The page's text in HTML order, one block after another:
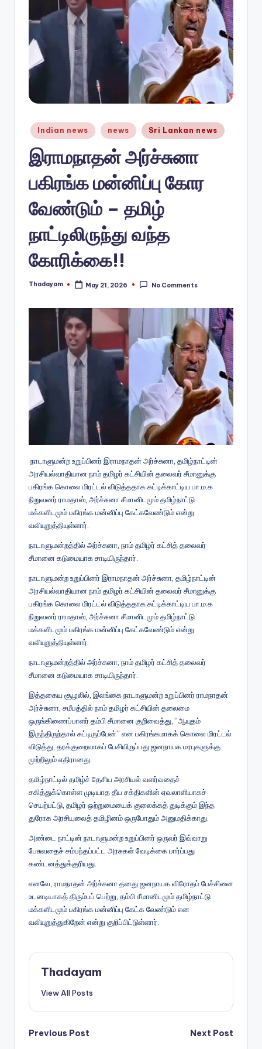
s.
mPosted
in
Indian news news Sri Lankan news
இராமநாதன் அர்ச்சுனா
பகிரங்க மன்னிப்பு கோர
வேண்டும் – தமிழ்
நாட்டிலிருந்து வந்த
கோரிக்கை!!
Posted
Thadayam May 21, 2026 No Comments
நாடாளுமன்ற உறுப்பினர் இராமநாதன் அர்ச்சுனா, தமிழ்நாட்டின்
அரசியல்வாதியான நாம் தமிழர் கட்சியின் தலைவர் சீமானுக்கு
பகிரங்க கொலை மிரட்டல் விடுத்ததாக சுட்டிக்காட்டிய பா.ம.க
நிறுவனர் ராமதாஸ், அர்ச்சுனா சீமானிடமும் தமிழ்நாட்டு
மக்களிடமும் பகிரங்க மன்னிப்பு கேட்கவேண்டும் என்று
வலியுறுத்தியுள்ளார்.
நாடாளுமன்றத்தில் அர்ச்சுனா, நாம் தமிழர் கட்சித் தலைவர்
சீமானை கடுமையாக சாடியிருந்தார்.
நாடாளுமன்ற உறுப்பினர் இராமநாதன் அர்ச்சுனா, தமிழ்நாட்டின்
அரசியல்வாதியான நாம் தமிழர் கட்சியின் தலைவர் சீமானுக்கு
பகிரங்க கொலை மிரட்டல் விடுத்ததாக சுட்டிக்காட்டிய பா.ம.க
நிறுவனர் ராமதாஸ், அர்ச்சுனா சீமானிடமும் தமிழ்நாட்டு
மக்களிடமும் பகிரங்க மன்னிப்பு கேட்கவேண்டும் என்று
வலியுறுத்தியுள்ளார்.
நாடாளுமன்றத்தில் அர்ச்சுனா, நாம் தமிழர் கட்சித் தலைவர்
சீமானை கடுமையாக சாடியிருந்தார்.
இத்தகைய சூழலில், இலங்கை நாடாளுமன்ற உறுப்பினர் ராமநாதன்
அர்ச்சுனா, சமீபத்தில் நாம் தமிழர் கட்சியின் தலைமை
ஒருங்கிணைப்பாளர் தம்பி சீமானை குறிவைத்து, “ஆயுதம்
இருந்திருந்தால் சுட்டிருப்பேன்” என பகிரங்கமாகக் கொலை மிரட்டல்
விடுத்து, தரக்குறைவாகப் பேசியிருப்பது ஜனநாயக மரபுகளுக்கு
முற்றிலும் எதிரானது.
தமிழ்நாட்டில் தமிழ்ச் தேசிய அரசியல் வளர்வதைச்
சகித்துக்கொள்ள முடியாத தீய சக்திகளின் ஏவலாளியாகச்
செயற்பட்டு, தமிழர் ஒற்றுமையைக் குலைக்கத் துடிக்கும் இந்த
துரோக அரசியலைத் தமிழினம் ஒருபோதும் அனுமதிக்காது.
அண்டை நாட்டின் நாடாளுமன்ற உறுப்பினர் ஒருவர் இவ்வாறு
பேசுவதைச் சம்பந்தப்பட்ட அரசுகள் வேடிக்கை பார்ப்பது
கண்டனத்துக்குரியது.
எனவே, ராமநாதன் அர்ச்சுனா தனது ஜனநாயக விரோதப் பேச்சினை
உடனடியாகத் திரும்பப் பெற்று, தம்பி சீமானிடமும் தமிழ்நாட்டு
மக்களிடமும் பகிரங்க மன்னிப்பு கேட்க வேண்டும் என
வலியுறுத்துகிறேன் என்று குறிப்பிட்டுள்ளார்.
Thadayam
View All Posts
Post
Previous Post
Next Post